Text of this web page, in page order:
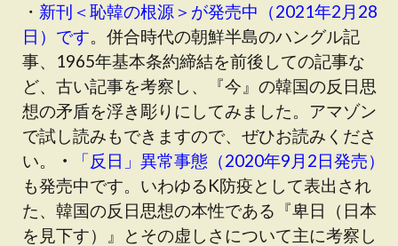
・ 新刊＜恥韓の根源＞が発売中（2021年2月28
日）です。併合時代の朝鮮半島のハングル記
事、1965年基本条約締結を前後しての記事な
ど、古い記事を考察し、『今』の韓国の反日思
想の矛盾を浮き彫りにしてみました。 アマゾン
で試し読みもできますので、ぜひお読みくださ
い。
・
「反日」異常事態（2020年9月2日発売）
も発売中です。いわゆるK防疫として表出され
た、韓国の反日思想の本性である『卑日（日本
を見下す）』とその虚しさについて主に考察し